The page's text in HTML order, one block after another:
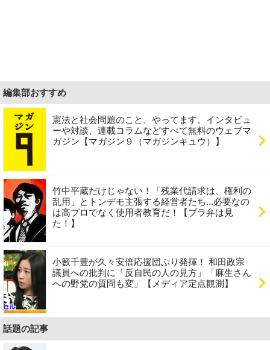
編集部おすすめ
憲法と社会問題のこと、やってます。インタビュ
ーや対談、連載コラムなどすべて無料のウェブマ
ガジン【マガジン９（マガジンキュウ）】
竹中平蔵だけじゃない！「残業代請求は、権利の
乱用」とトンデモ主張する経営者たち...必要なの
は高プロでなく使用者教育だ！【ブラ弁は見
た！】
小籔千豊が久々安倍応援団ぶり発揮！ 和田政宗
議員への批判に「反自民の人の見方」「麻生さん
への野党の質問も変」【メディア定点観測】
話題の記事